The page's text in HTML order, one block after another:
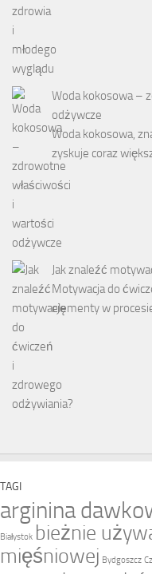
Woda kokosowa –
odżywcze
Woda kokosowa,
zyskuje coraz
Jak znaleźć
Motywacja do
elementy w
TAGI
arginina
Białystok bieżnie
mięśniowej Bydgoszcz